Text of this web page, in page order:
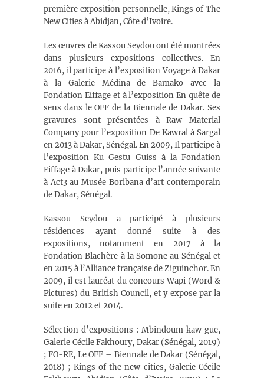
première exposition personnelle, Kings of The
New Cities à Abidjan, Côte d’Ivoire.
Les œuvres de Kassou Seydou ont été montrées
dans plusieurs expositions collectives. En
2016, il participe à l’exposition Voyage à Dakar
à la Galerie Médina de Bamako avec la
Fondation Eiffage et à l’exposition En quête de
sens dans le OFF de la Biennale de Dakar. Ses
gravures sont présentées à Raw Material
Company pour l’exposition De Kawral à Sargal
en 2013 à Dakar, Sénégal. En 2009, Il participe à
l’exposition Ku Gestu Guiss à la Fondation
Eiffage à Dakar, puis participe l’année suivante
à Act3 au Musée Boribana d’art contemporain
de Dakar, Sénégal.
Kassou Seydou a participé à plusieurs
résidences ayant donné suite à des
expositions, notamment en 2017 à la
Fondation Blachère à la Somone au Sénégal et
en 2015 à l’Alliance française de Ziguinchor. En
2009, il est lauréat du concours Wapi (Word &
Pictures) du British Council, et y expose par la
suite en 2012 et 2014.
Sélection d’expositions : Mbindoum kaw gue,
Galerie Cécile Fakhoury, Dakar (Sénégal, 2019)
; FO-RE, Le OFF – Biennale de Dakar (Sénégal,
2018) ; Kings of the new cities, Galerie Cécile